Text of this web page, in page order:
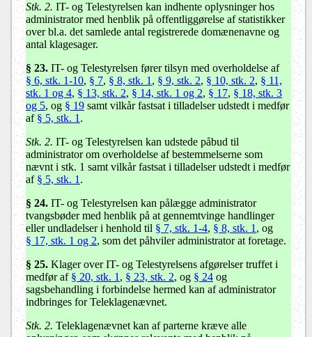
Stk. 2. IT- og Telestyrelsen kan indhente oplysninger hos
administrator med henblik på offentliggørelse af statistikker
over bl.a. det samlede antal registrerede domænenavne og
antal klagesager.
§ 23. IT- og Telestyrelsen fører tilsyn med overholdelse af
§ 6, stk. 1-10, § 7, § 8, stk. 1 , § 9, stk. 2, § 10, stk. 2, § 11,
stk. 1 og 4, § 13, stk. 2, § 14, stk. 1 og 2, § 17, § 18, stk. 3
og 5, og § 19 samt vilkår fastsat i tilladelser udstedt i medfør
af § 5, stk. 1 .
Stk. 2. IT- og Telestyrelsen kan udstede påbud til
administrator om overholdelse af bestemmelserne som
nævnt i stk. 1 samt vilkår fastsat i tilladelser udstedt i medfør
af § 5, stk. 1 .
§ 24. IT- og Telestyrelsen kan pålægge administrator
tvangsbøder med henblik på at gennemtvinge handlinger
eller undladelser i henhold til § 7, stk. 1-4, § 8, stk. 1 , og
§ 17, stk. 1 og 2, som det påhviler administrator at foretage.
§ 25. Klager over IT- og Telestyrelsens afgørelser truffet i
medfør af § 20, stk. 1 , § 23, stk. 2, og § 24 og
sagsbehandling i forbindelse hermed kan af administrator
indbringes for Teleklagenævnet.
Stk. 2. Teleklagenævnet kan af parterne kræve alle